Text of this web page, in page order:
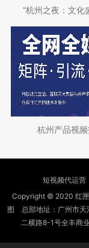
杭州产品视
短视频代运营
Copyright © 2020 红
图 总部地址：广州市
二横路8-1号全丰商